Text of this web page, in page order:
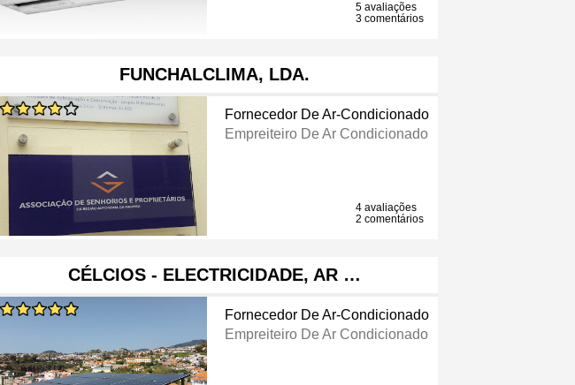
5 avaliações
3 comentários
FUNCHALCLIMA, LDA.
Fornecedor De Ar-Condicionado
Empreiteiro De Ar Condicionado
4 avaliações
2 comentários
CÉLCIOS - ELECTRICIDADE, AR …
Fornecedor De Ar-Condicionado
Empreiteiro De Ar Condicionado